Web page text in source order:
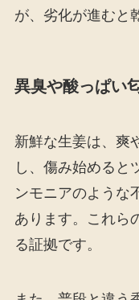
が、劣化が進むと
異臭や酸っぱい
新鮮な生姜は、爽
し、傷み始めると
ンモニアのような
あります。これら
る証拠です。